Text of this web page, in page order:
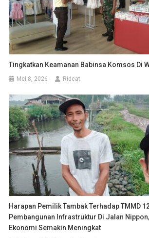
Tingkatkan Keamanan Babinsa Komsos Di
Mei 8, 2026 Ridcat
Harapan Pemilik Tambak Terhadap TMMD
Pembangunan Infrastruktur Di Jalan
Ekonomi Semakin Meningkat